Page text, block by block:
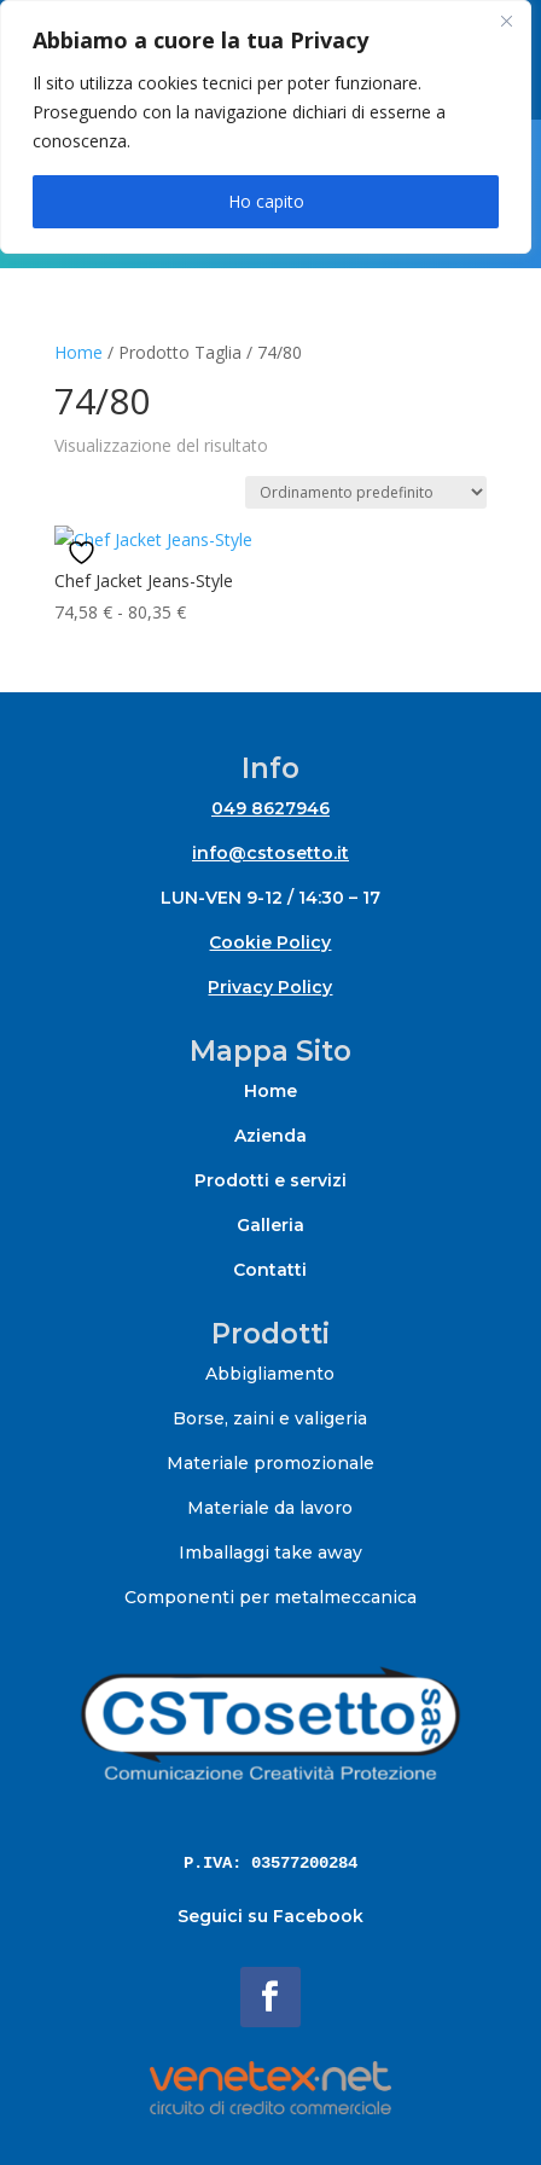
Abbiamo a cuore la tua Privacy
Il sito utilizza cookies tecnici per poter funzionare.
Proseguendo con la navigazione dichiari di esserne a
conoscenza.
Ho capito
049 8627946 –info@cstosetto.it
LUN-VEN 9-12 / 14:30-17
Home / Prodotto Taglia / 74/80
74/80
Visualizzazione del risultato
Chef Jacket Jeans-Style
74,58 € - 80,35 €Fascia
da
Info
049 8627946
info@cstosetto.it
LUN-VEN 9-12 / 14:30 – 17
Cookie Policy
Privacy Policy
Mappa Sito
Home
Azienda
Prodotti e servizi
Galleria
Contatti
Prodotti
Abbigliamento
Borse, zaini e valigeria
Materiale promozionale
Materiale da lavoro
Imballaggi take away
Componenti per metalmeccanica
P.IVA: 03577200284
Seguici su Facebook